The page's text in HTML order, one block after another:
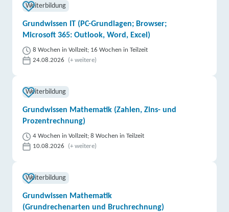
Weiterbildung
Grundwissen IT (PC-Grundlagen; Browser;
Microsoft 365: Outlook, Word, Excel)
8 Wochen in Vollzeit; 16 Wochen in Teilzeit
24.08.2026
(+ weitere)
Weiterbildung
Grundwissen Mathematik (Zahlen, Zins- und
Prozentrechnung)
4 Wochen in Vollzeit; 8 Wochen in Teilzeit
10.08.2026
(+ weitere)
Weiterbildung
Grundwissen Mathematik
(Grundrechenarten und Bruchrechnung)